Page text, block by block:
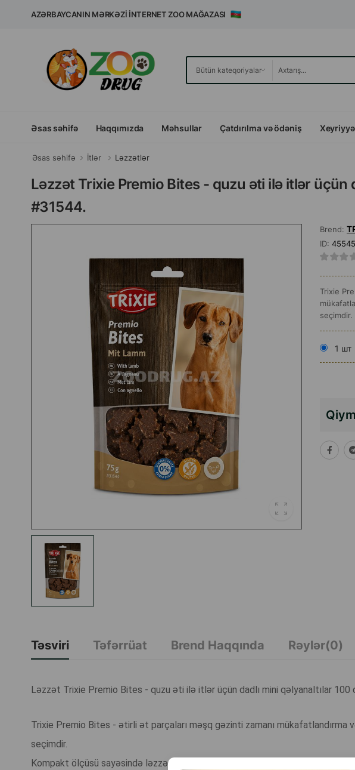
AZƏRBAYCANIN MƏRKƏZI İNTERNET ZOO MAĞAZASI
Əsas səhifə Haqqımızda Məhsullar Çatdırılma və ödəniş Xeyriyyə
Əsas səhifə İtlər Ləzzətlər
Ləzzət Trixie Premio Bites - quzu əti ilə itlər üçün
#31544.
Brend:
ID:
Trixie
seçimdir.
1 шт
Təsviri Təfərrüat Brend Haqqında Rəylər(0)
Ləzzət Trixie Premio Bites - quzu əti ilə itlər üçün dadlı mini qəlyanaltılar 100
Trixie Premio Bites - ətirli ət parçaları məşq gəzinti zamanı mükafatlandırma
seçimdir.
Kompakt ölçüsü sayəsində ləzzəti özünüzlə rahat götürmək və hər gün